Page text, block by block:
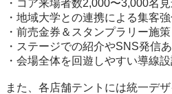
・コア来場者数2,000〜3,000名
・地域大学との連携による集客
・前売金券＆スタンプラリー施策
・ステージでの紹介やSNS発信あ
・会場全体を回遊しやすい導線
また、各店舗テントには統一デ